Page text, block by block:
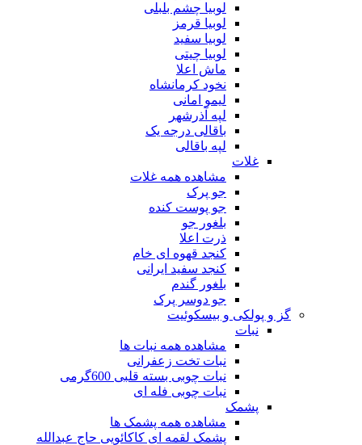
لوبیا چشم بلبلی
لوبیا قرمز
لوبیا سفید
لوبیا چیتی
ماش اعلا
نخود کرمانشاه
لیمو امانی
لپه آذرشهر
باقالی درجه یک
لپه باقالی
غلات
مشاهده همه غلات
جو پرک
جو پوست کنده
بلغور جو
ذرت اعلا
کنجد قهوه ای خام
کنجد سفید ایرانی
بلغور گندم
جو دوسر پرک
گز و پولکی و بیسکوئیت
نبات
مشاهده همه نبات ها
نبات تخت زعفرانی
نبات چوبی بسته قلبی 600گرمی
نبات چوبی فله ای
پشمک
مشاهده همه پشمک ها
پشمک لقمه ای کاکائویی حاج عبدالله